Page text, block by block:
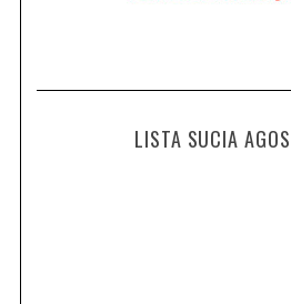
LISTA SUCIA